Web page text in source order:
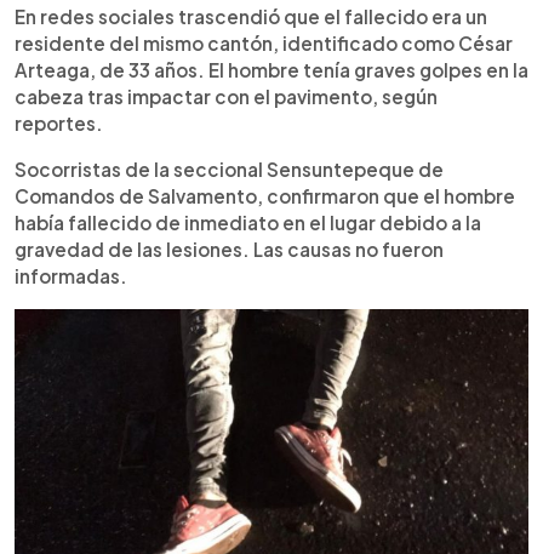
En redes sociales trascendió que el fallecido era un
residente del mismo cantón, identificado como César
Arteaga, de 33 años. El hombre tenía graves golpes en la
cabeza tras impactar con el pavimento, según
reportes.
Socorristas de la seccional Sensuntepeque de
Comandos de Salvamento, confirmaron que el hombre
había fallecido de inmediato en el lugar debido a la
gravedad de las lesiones. Las causas no fueron
informadas.